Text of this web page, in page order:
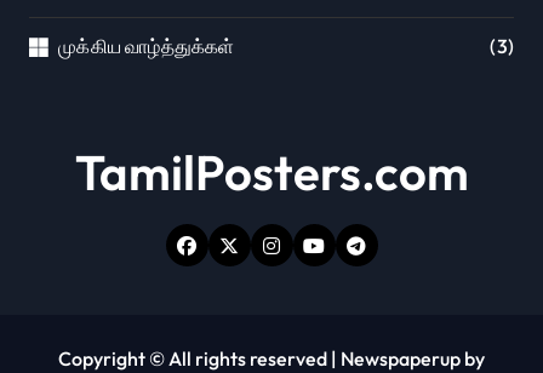
முக்கிய வாழ்த்துக்கள் (3)
TamilPosters.com
Copyright © All rights reserved | Newspaperup by